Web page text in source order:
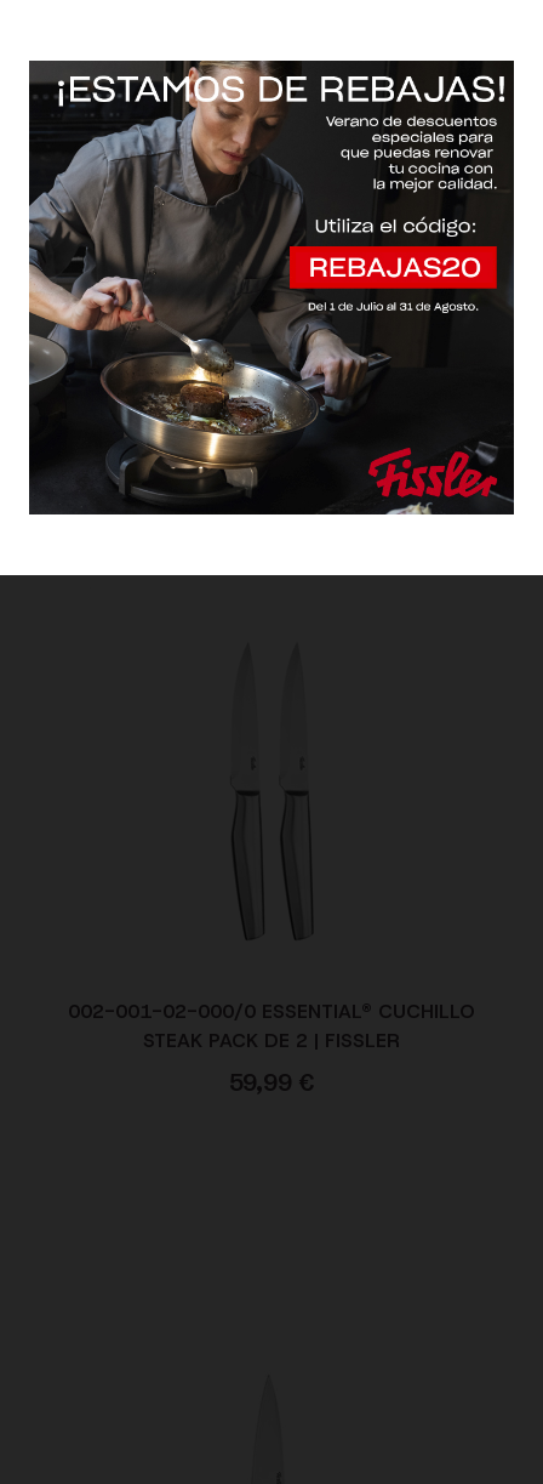
Inicio / Fissler Web / Accesorios / cuchillos / tapas /
Essential®
Essential®
002-001-02-000/0 ESSENTIAL® CUCHILLO
STEAK PACK DE 2 | FISSLER
59,99 €